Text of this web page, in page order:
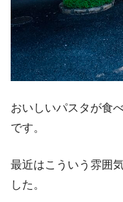
おいしいパスタが食
です。
最近はこういう雰囲
した。